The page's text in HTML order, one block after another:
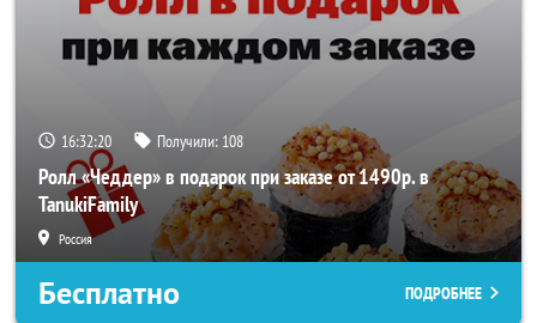
16:32:20 Получили: 108
Ролл «Чеддер» в подарок при заказе от 1490р. в
TanukiFamily
Россия
Бесплатно ПОДРОБНЕЕ